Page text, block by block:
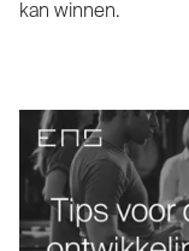
kan winnen.